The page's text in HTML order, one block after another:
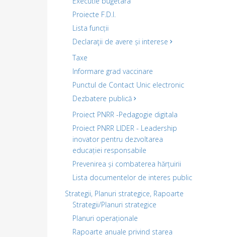
Proiecte F.D.I.
Lista funcții
Declaraţii de avere și interese
Taxe
Informare grad vaccinare
Punctul de Contact Unic electronic
Dezbatere publică
Proiect PNRR -Pedagogie digitala
Proiect PNRR LIDER - Leadership
inovator pentru dezvoltarea
educației responsabile
Prevenirea și combaterea hărțuirii
Lista documentelor de interes public
Strategii, Planuri strategice, Rapoarte
Strategii/Planuri strategice
Planuri operaționale
Rapoarte anuale privind starea